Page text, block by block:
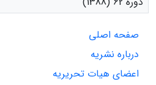
صفحه اصلی
درباره نشریه
اعضای هیات تحریریه